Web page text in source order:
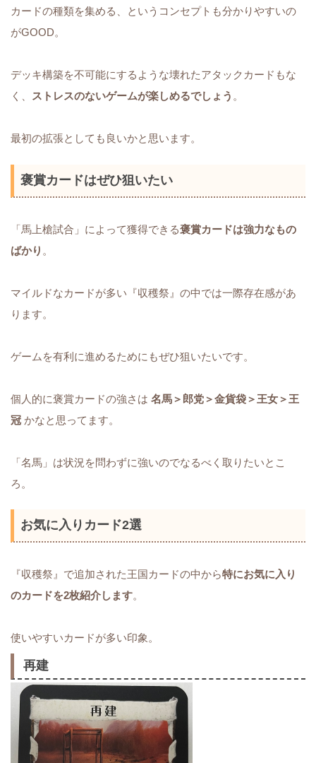
カードの種類を集める、というコンセプトも分かりやすいの
がGOOD。
デッキ構築を不可能にするような壊れたアタックカードもな
く、
ストレスのないゲームが楽しめるでしょう 。
最初の拡張としても良いかと思います。
褒賞カードはぜひ狙いたい
「馬上槍試合」によって獲得できる褒賞カードは強力なもの
ばかり 。
マイルドなカードが多い『収穫祭』の中では一際存在感があ
ります。
ゲームを有利に進めるためにもぜひ狙いたいです。
個人的に褒賞カードの強さは 名馬＞郎党＞金貨袋＞王女＞王
冠 かなと思ってます。
「名馬」は状況を問わずに強いのでなるべく取りたいとこ
ろ。
お気に入りカード2選
『収穫祭』で追加された王国カードの中から特にお気に入り
のカードを2枚紹介します。
使いやすいカードが多い印象。
再建